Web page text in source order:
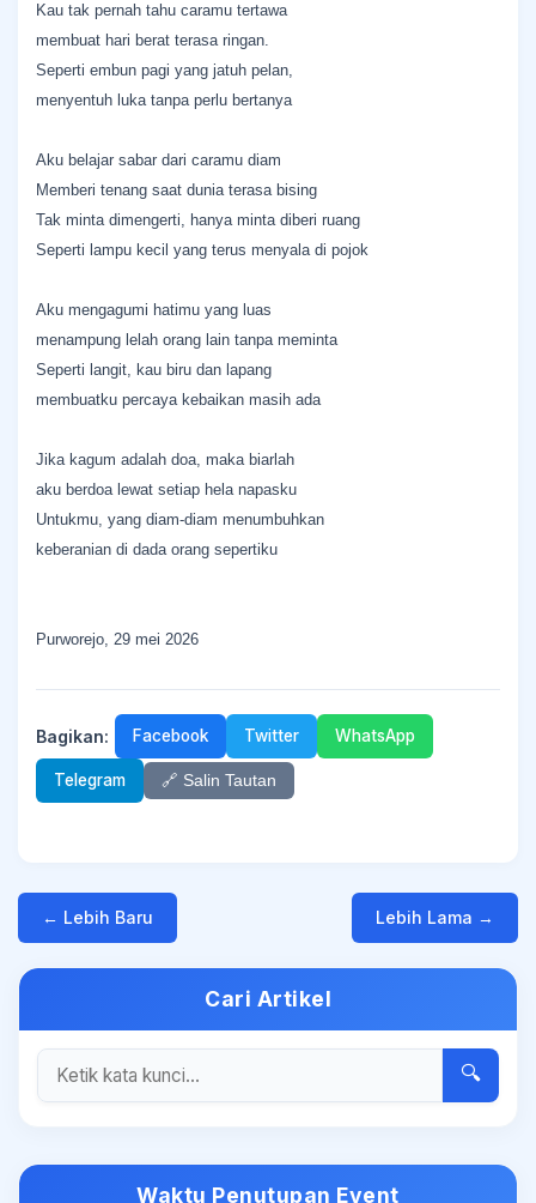
Kau tak pernah tahu caramu tertawa
membuat hari berat terasa ringan.
Seperti embun pagi yang jatuh pelan,
menyentuh luka tanpa perlu bertanya
Aku belajar sabar dari caramu diam
Memberi tenang saat dunia terasa bising
Tak minta dimengerti, hanya minta diberi ruang
Seperti lampu kecil yang terus menyala di pojok
Aku mengagumi hatimu yang luas
menampung lelah orang lain tanpa meminta
Seperti langit, kau biru dan lapang
membuatku percaya kebaikan masih ada
Jika kagum adalah doa, maka biarlah
aku berdoa lewat setiap hela napasku
Untukmu, yang diam-diam menumbuhkan
keberanian di dada orang sepertiku
Purworejo, 29 mei 2026
Bagikan: Facebook Twitter WhatsApp
Telegram 🔗 Salin Tautan
← Lebih Baru Lebih Lama →
Cari Artikel
🔍
Waktu Penutupan Event